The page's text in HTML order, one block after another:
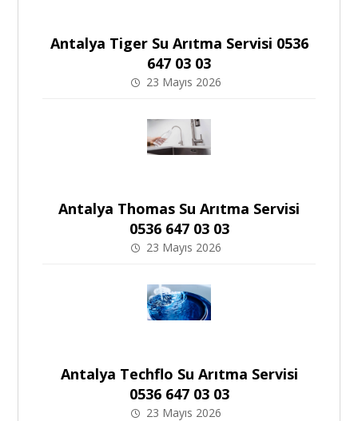
Antalya Tiger Su Arıtma Servisi 0536
647 03 03
23 Mayıs 2026
Antalya Thomas Su Arıtma Servisi
0536 647 03 03
23 Mayıs 2026
Antalya Techflo Su Arıtma Servisi
0536 647 03 03
23 Mayıs 2026